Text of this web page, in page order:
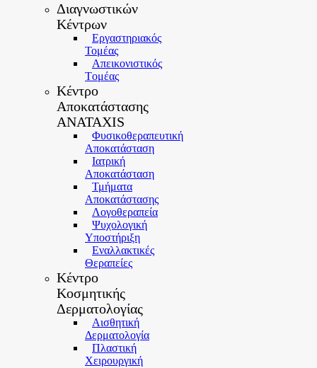
Διαγνωστικών
Κέντρων
Εργαστηριακός
Τομέας
Απεικονιστικός
Tομέας
Κέντρο
Αποκατάστασης
ANATAXIS
Φυσικοθεραπευτική
Αποκατάσταση
Ιατρική
Αποκατάσταση
Τμήματα
Αποκατάστασης
Λογοθεραπεία
Ψυχολογική
Yποστήριξη
Εναλλακτικές
Θεραπείες
Κέντρο
Κοσμητικής
Δερματολογίας
Αισθητική
Δερματολογία
Πλαστική
Χειρουργική